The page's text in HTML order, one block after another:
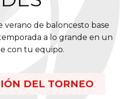
verano de baloncesto base
a lo grande en un
con tu equipo.
DEL TORNEO